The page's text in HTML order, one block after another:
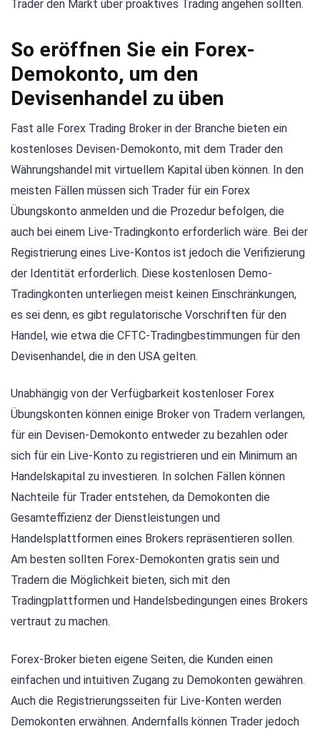
Trader den Markt über proaktives Trading angehen sollten.
So eröffnen Sie ein Forex-
Demokonto, um den
Devisenhandel zu üben
Fast alle Forex Trading Broker in der Branche bieten ein
kostenloses Devisen-Demokonto, mit dem Trader den
Währungshandel mit virtuellem Kapital üben können. In den
meisten Fällen müssen sich Trader für ein Forex
Übungskonto anmelden und die Prozedur befolgen, die
auch bei einem Live-Tradingkonto erforderlich wäre. Bei der
Registrierung eines Live-Kontos ist jedoch die Verifizierung
der Identität erforderlich. Diese kostenlosen Demo-
Tradingkonten unterliegen meist keinen Einschränkungen,
es sei denn, es gibt regulatorische Vorschriften für den
Handel, wie etwa die CFTC-Tradingbestimmungen für den
Devisenhandel, die in den USA gelten.
Unabhängig von der Verfügbarkeit kostenloser Forex
Übungskonten können einige Broker von Tradern verlangen,
für ein Devisen-Demokonto entweder zu bezahlen oder
sich für ein Live-Konto zu registrieren und ein Minimum an
Handelskapital zu investieren. In solchen Fällen können
Nachteile für Trader entstehen, da Demokonten die
Gesamteffizienz der Dienstleistungen und
Handelsplattformen eines Brokers repräsentieren sollen.
Am besten sollten Forex-Demokonten gratis sein und
Tradern die Möglichkeit bieten, sich mit den
Tradingplattformen und Handelsbedingungen eines Brokers
vertraut zu machen.
Forex-Broker bieten eigene Seiten, die Kunden einen
einfachen und intuitiven Zugang zu Demokonten gewähren.
Auch die Registrierungsseiten für Live-Konten werden
Demokonten erwähnen. Andernfalls können Trader jedoch